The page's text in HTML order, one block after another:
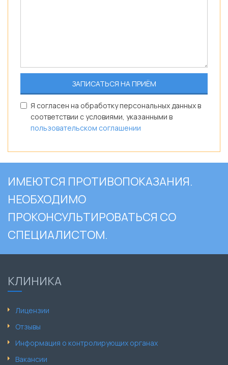
Я согласен на обработку персональных данных в
соответствии с условиями, указанными в
пользовательском соглашении
ИМЕЮТСЯ ПРОТИВОПОКАЗАНИЯ.
НЕОБХОДИМО
ПРОКОНСУЛЬТИРОВАТЬСЯ СО
СПЕЦИАЛИСТОМ.
КЛИНИКА
Лицензии
Отзывы
Информация о контролирующих органах
Вакансии